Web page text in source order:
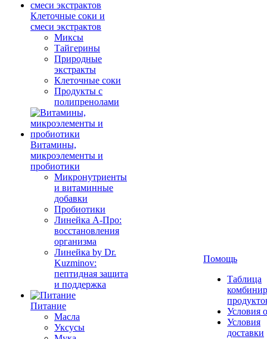
Клеточные соки и
смеси экстрактов
Миксы
Тайгерины
Природные
экстракты
Клеточные соки
Продукты с
полипренолами
Витамины,
микроэлементы и
пробиотики
Микронутриенты
и витаминные
добавки
Пробиотики
Линейка А-Про:
восстановления
организма
Линейка by Dr.
Kuzminov:
пептидная защита
и поддержка
Питание
Масла
Уксусы
Помощь
Таблица
Условия
Условия
доставки